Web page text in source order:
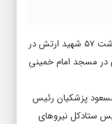
به گزارش پایگاه خبری رصداخبار، مراسم گرامیداشت ۵۷ شهید ارتش در
در مسجد امام خمینی
پزشکیان رئیس
ستادکل نیروهای